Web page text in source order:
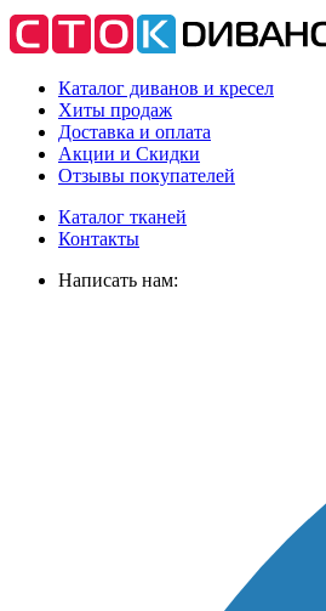
Каталог диванов и кресел
Хиты продаж
Доставка и оплата
Акции и Скидки
Отзывы покупателей
Каталог тканей
Контакты
Написать нам: